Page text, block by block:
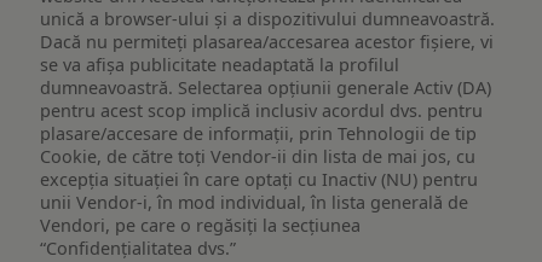
unică a browser-ului și a dispozitivului dumneavoastră.
Dacă nu permiteți plasarea/accesarea acestor fișiere, vi
se va afișa publicitate neadaptată la profilul
dumneavoastră. Selectarea opțiunii generale Activ (DA)
pentru acest scop implică inclusiv acordul dvs. pentru
plasare/accesare de informații, prin Tehnologii de tip
Cookie, de către toți Vendor-ii din lista de mai jos, cu
excepția situației în care optați cu Inactiv (NU) pentru
unii Vendor-i, în mod individual, în lista generală de
Vendori, pe care o regăsiți la secțiunea
“Confidențialitatea dvs.”